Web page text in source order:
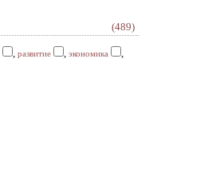
(489)
, развитие , экономика ,